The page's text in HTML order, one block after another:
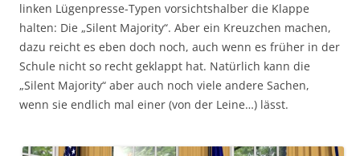
linken Lügenpresse-Typen vorsichtshalber die Klappe
halten: Die „Silent Majority“. Aber ein Kreuzchen machen,
dazu reicht es eben doch noch, auch wenn es früher in der
Schule nicht so recht geklappt hat. Natürlich kann die
„Silent Majority“ aber auch noch viele andere Sachen,
wenn sie endlich mal einer (von der Leine…) lässt.